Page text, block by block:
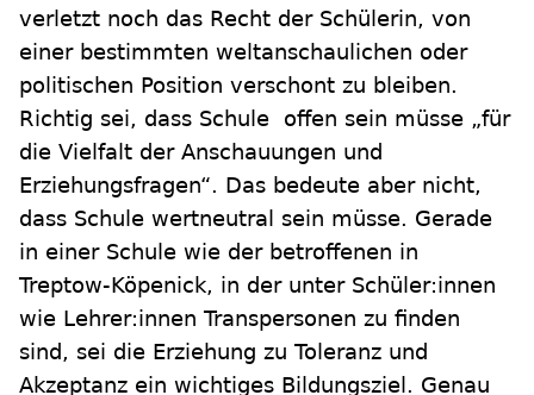
verletzt noch das Recht der Schülerin, von
einer bestimmten weltanschaulichen oder
politischen Position verschont zu bleiben.
Richtig sei, dass Schule offen sein müsse „für
die Vielfalt der Anschauungen und
Erziehungsfragen“. Das bedeute aber nicht,
dass Schule wertneutral sein müsse. Gerade
in einer Schule wie der betroffenen in
Treptow-Köpenick, in der unter Schüler:innen
wie Lehrer:innen Transpersonen zu finden
sind, sei die Erziehung zu Toleranz und
Akzeptanz ein wichtiges Bildungsziel. Genau